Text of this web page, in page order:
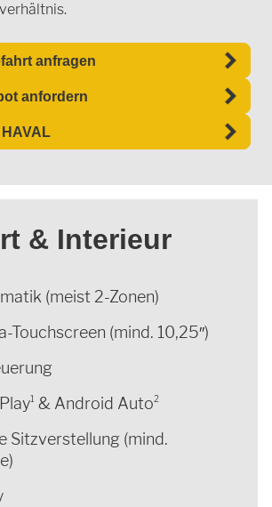
anfragen
anfordern
& Interieur
(meist 2-Zonen)
Touchscreen (mind. 10,25″)
1 & Android Auto2
Sitzverstellung (mind.